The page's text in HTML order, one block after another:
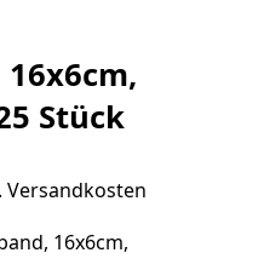
Stück
Versandkosten
16x6cm,